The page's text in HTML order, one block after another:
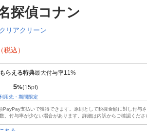
探偵コナン
クリアクリーン
（税込）
らえる特典最大付与率11%
5%(15pt)
用先・期間限定
PayPay支払いで獲得できます。原則として税抜金額に対し付与
、付与率が少ない場合があります。詳細は内訳からご確認くださ